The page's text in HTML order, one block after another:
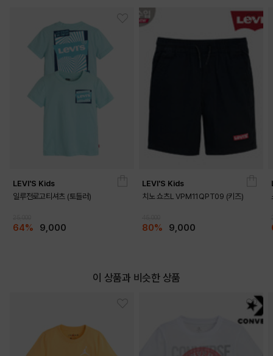
LEVI'S Kids
일루전로고티셔츠 (토들러)
64% 9,000
LEVI'S Kids
치노 쇼츠L VPM11QPT09 (키즈)
80% 9,000
이 상품과 비슷한 상품